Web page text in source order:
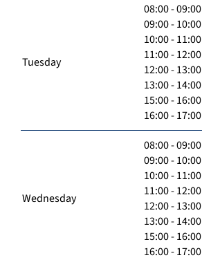
Tuesday
08:00 - 09:00
09:00 - 10:00
10:00 - 11:00
11:00 - 12:00
12:00 - 13:00
13:00 - 14:00
15:00 - 16:00
16:00 - 17:00
Wednesday
08:00 - 09:00
09:00 - 10:00
10:00 - 11:00
11:00 - 12:00
12:00 - 13:00
13:00 - 14:00
15:00 - 16:00
16:00 - 17:00